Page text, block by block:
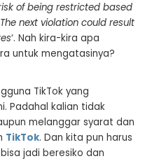
of being restricted based
The next violation could result
‘. Nah kira-kira apa
untuk mengatasinya?
TikTok yang
Padahal kalian tidak
melanggar syarat dan
TikTok. Dan kita pun harus
jadi beresiko dan